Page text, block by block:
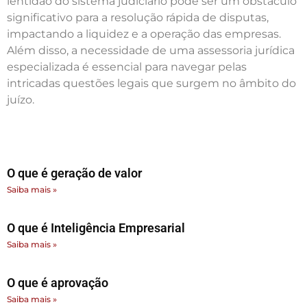
significativo para a resolução rápida de disputas,
impactando a liquidez e a operação das empresas.
Além disso, a necessidade de uma assessoria jurídica
especializada é essencial para navegar pelas
intricadas questões legais que surgem no âmbito do
juízo.
O que é geração de valor
Saiba mais »
O que é Inteligência Empresarial
Saiba mais »
O que é aprovação
Saiba mais »